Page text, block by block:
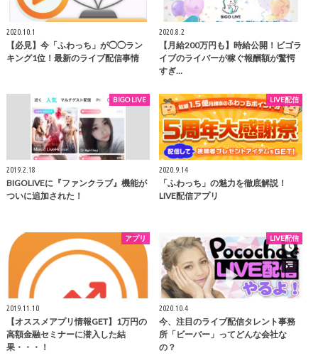
2020.10.1
【必見】今「ふわっち」が◯◯ラン
キング1位！最新のライブ配信事情
2020.8.2
【月給200万円も】時給公開！ビゴラ
イブのライバーが稼ぐ報酬額が驚愕
すぎ…
BIGO LIVE
2019.2.18
BIGOLIVEに『ファンクラブ』機能が
ついに追加された！
LIVE配信
2020.9.14
「ふわっち」の魅力を徹底解説！
LIVE配信アプリ
アプリ
2019.11.10
【オススメアプリ情報GET】1万円の
高額金融セミナーに潜入した結
果・・・！
LIVE配信
2020.10.4
今、注目のライブ配信タレント事務
所「ビーバー」ってどんな会社な
の？